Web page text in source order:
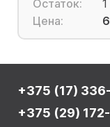
Остаток:
1
Цена:
+375 (17)
+375 (29)